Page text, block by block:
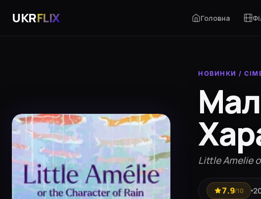
UKRFLIX Головна
НОВИНКИ /
Little Amelie
7.9/10